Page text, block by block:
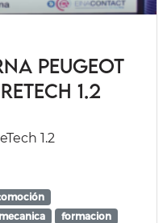
Peugeot
1.2
1.2
formacion